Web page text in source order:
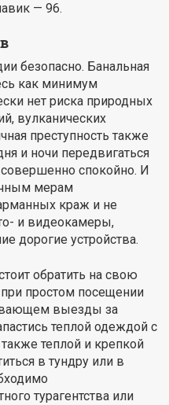
— 96.
безопасно. Банальная
как минимум
нет риска природных
вулканических
преступность также
и ночи передвигаться
спокойно. И
мерам
краж и не
и видеокамеры,
дорогие устройства.
обратить на свою
простом посещении
выезды за
теплой одеждой с
теплой и крепкой
в тундру или в
турагентства или